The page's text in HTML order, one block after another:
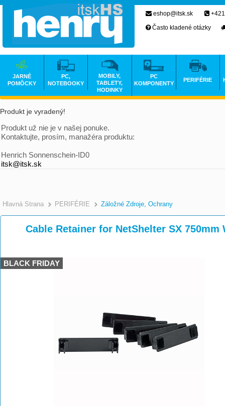
Produkt je vyradený!
Produkt už nie je v našej ponuke.
Kontaktujte, prosím, manažéra produktu:
Henrich Sonnenschein-ID0
itsk@itsk.sk
Hlavná Strana >
PERIFÉRIE >
Záložné Zdroje, Ochrany
Cable Retainer for NetShelter SX 750mm
BLACK FRIDAY
eshop@itsk.sk
Často kladené otázky
JARNÉ
POMÔCKY
PC,
NOTEBOOKY
MOBILY,
TABLETY,
HODINKY
PC
KOMPONENTY
PERIFÉRIE